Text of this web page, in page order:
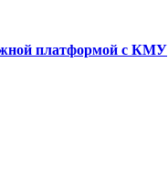
платформой с КМУ